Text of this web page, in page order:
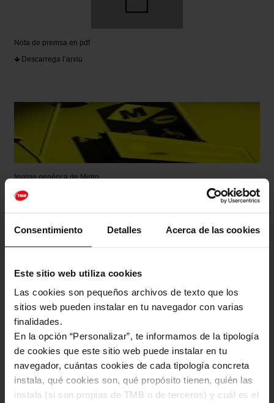
Consentimiento Detalles Acerca de las cookies
Este sitio web utiliza cookies
Las cookies son pequeños archivos de texto que los
sitios web pueden instalar en tu navegador con varias
finalidades.
En la opción “Personalizar”, te informamos de la tipología
de cookies que este sitio web puede instalar en tu
navegador, cuántas cookies de cada tipología concreta
instala, qué cookies son, qué propósito tienen, quién las
instala (si son propias de TMB o de terceros) y cuál es el
Nota de premsa en pdf
Descarrega l’arxiu
Imatge genèrica de Metro
Descarrega l’arxiu
Descarrega l’arxiu